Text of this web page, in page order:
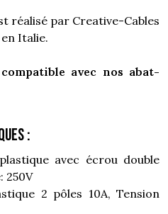
réalisé par Creative-Cables
Italie.
avec nos abat-
:
avec écrou double
250V
2 pôles 10A, Tension